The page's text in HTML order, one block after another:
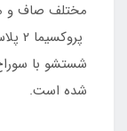
شستشو با
شده است.